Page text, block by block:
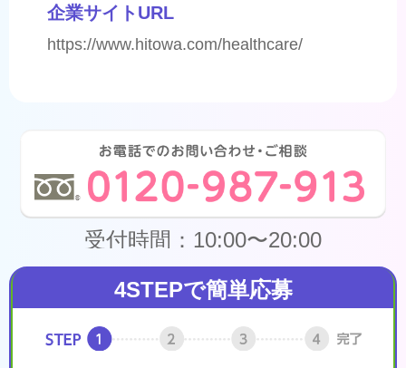
企業サイトURL
https://www.hitowa.com/healthcare/
受付時間：10:00〜20:00
4STEPで簡単応募